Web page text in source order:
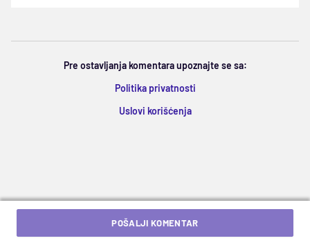
Pre ostavljanja komentara upoznajte se sa:
Politika privatnosti
Uslovi korišćenja
POŠALJI KOMENTAR